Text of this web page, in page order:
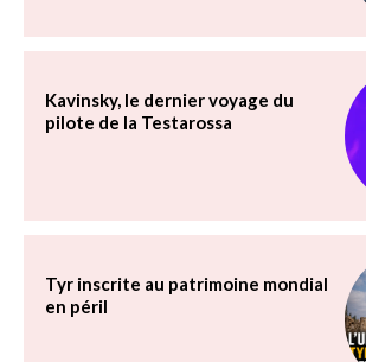
Kavinsky, le dernier voyage du
pilote de la Testarossa
Tyr inscrite au patrimoine mondial
en péril